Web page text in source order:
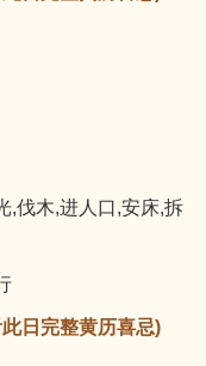
,伐木,进人口,安床,拆
日完整黄历喜忌)